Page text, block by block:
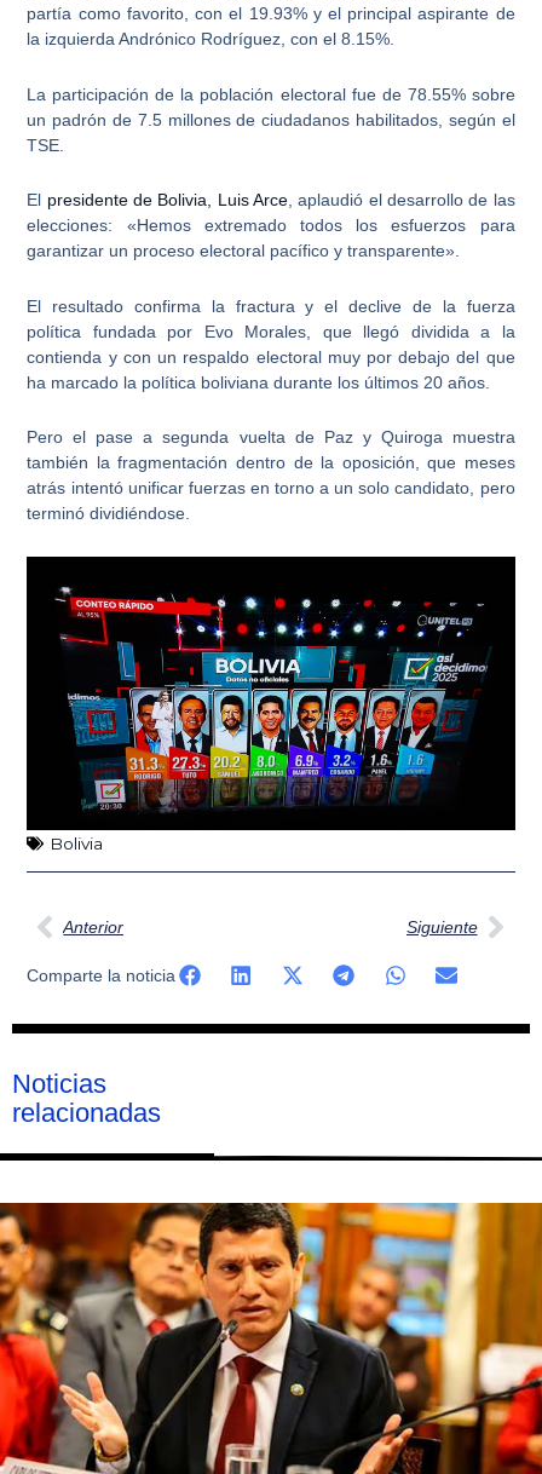
partía como favorito, con el 19.93% y el principal aspirante de
la izquierda Andrónico Rodríguez, con el 8.15%.
La participación de la población electoral fue de 78.55% sobre
un padrón de 7.5 millones de ciudadanos habilitados, según el
TSE.
El presidente de Bolivia, Luis Arce , aplaudió el desarrollo de las
elecciones: «Hemos extremado todos los esfuerzos para
garantizar un proceso electoral pacífico y transparente».
El resultado confirma la fractura y el declive de la fuerza
política fundada por Evo Morales , que llegó dividida a la
contienda y con un respaldo electoral muy por debajo del que
ha marcado la política boliviana durante los últimos 20 años.
Pero el pase a segunda vuelta de Paz y Quiroga muestra
también la fragmentación dentro de la oposición, que meses
atrás intentó unificar fuerzas en torno a un solo candidato, pero
terminó dividiéndose.
Bolivia
Ant
Anterior Siguiente
Comparte la noticia
Noticias
relacionadas
Página
Página
Página
Página
Página